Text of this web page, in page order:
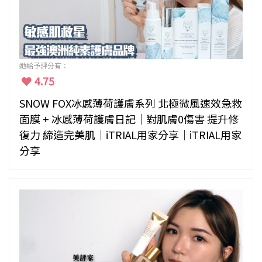
她給予評分有：
4.75
SNOW FOX冰感薄荷護膚系列 北極微風速效急救
面膜 + 冰感薄荷護膚日記｜對肌膚0傷害 提升修
復力 締造完美肌｜iTRIAL用家分享｜iTRIAL用家
分享